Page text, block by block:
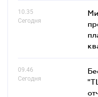
10.35
Сегодня
09.46
Сегодня